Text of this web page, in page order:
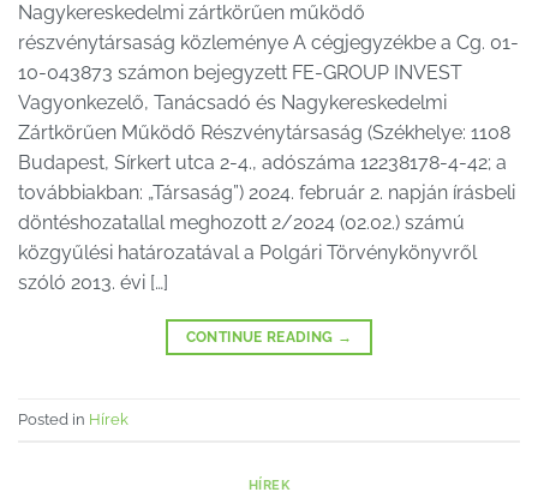
Nagykereskedelmi zártkörűen működő
részvénytársaság közleménye A cégjegyzékbe a Cg. 01-
10-043873 számon bejegyzett FE-GROUP INVEST
Vagyonkezelő, Tanácsadó és Nagykereskedelmi
Zártkörűen Működő Részvénytársaság (Székhelye: 1108
Budapest, Sírkert utca 2-4., adószáma 12238178-4-42; a
továbbiakban: „Társaság”) 2024. február 2. napján írásbeli
döntéshozatallal meghozott 2/2024 (02.02.) számú
közgyűlési határozatával a Polgári Törvénykönyvről
szóló 2013. évi […]
CONTINUE READING →
Posted in Hírek
HÍREK